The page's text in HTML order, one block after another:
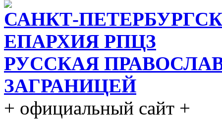
САНКТ-
ЕПАРХИЯ РПЦЗ
РУССКАЯ
ЗАГРАНИЦЕЙ
+ официальный сайт +